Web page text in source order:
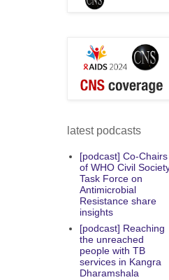
latest podcasts
[podcast] Co-Chairs
of WHO Civil
Task Force on
Antimicrobial
Resistance share
insights
[podcast] Reaching
the unreached
people with TB
services in Kangra
Dharamshala